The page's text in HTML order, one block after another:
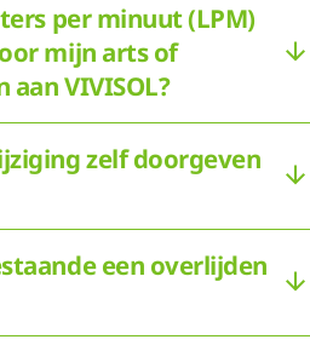
per minuut (LPM)
mijn arts of
VIVISOL?
zelf doorgeven
een overlijden